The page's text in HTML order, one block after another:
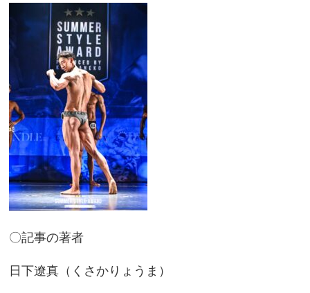
〇記事の著者
日下遼真（くさかりょうま）